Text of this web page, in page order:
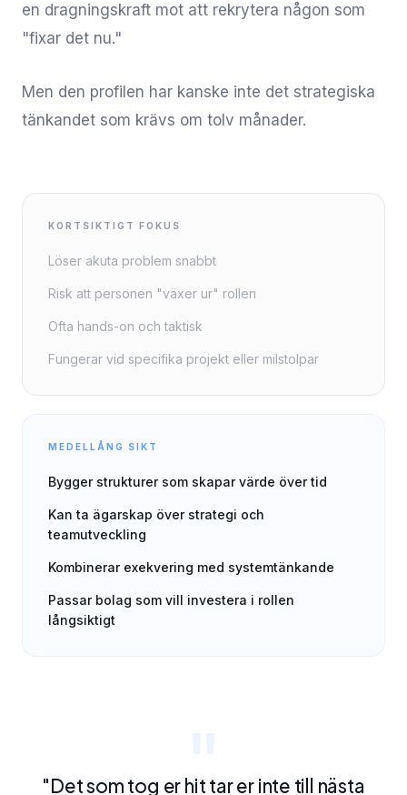
en dragningskraft mot att rekrytera någon som
"fixar det nu."
Men den profilen har kanske inte det strategiska
tänkandet som krävs om tolv månader.
KORTSIKTIGT FOKUS
Löser akuta problem snabbt
Risk att personen "växer ur" rollen
Ofta hands-on och taktisk
Fungerar vid specifika projekt eller milstolpar
MEDELLÅNG SIKT
Bygger strukturer som skapar värde över tid
Kan ta ägarskap över strategi och
teamutveckling
Kombinerar exekvering med systemtänkande
Passar bolag som vill investera i rollen
långsiktigt
"Det som tog er hit tar er inte till nästa